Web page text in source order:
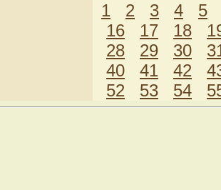
1 2 3 4
5
16
17 18
28
29 30
40
41 42
52
53 54